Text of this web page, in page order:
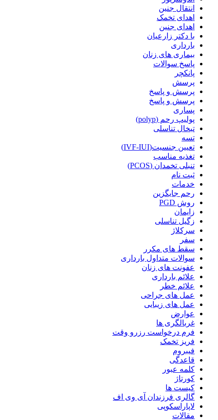
انتقال جنین
اهدای تخمک
اهدای جنین
با دکتر زارعیان
بارداری
بیماری های زنان
پاسخ سوالات
پانکچر
پرسش
پرسش و پاسخ
پرسش و پاسخ
پساری
پولیپ رحم (polyp)
تبخال تناسلی
تسه
تعیین جنسیت(IVF-IUI)
تغذیه مناسب
تنبلی تخمدان (PCOS)
ثبت نام
خدمات
رحم جایگزین
روش PGD
زایمان
زگیل تناسلی
سرکلاژ
سفر
سقط های مکرر
سوالات متداول بارداری
عفونت های زنان
علائم بارداری
علائم خطر
عمل های جراحی
عمل های زیبایی
عوارض
غربالگری ها
فرم درخواست رزرو وقت
فریز تخمک
فیبروم
قاعدگی
کلمه عبور
کورتاژ
کیست ها
گالری فرزندان آی وی اف
لاپاراسکوپی
مقالات